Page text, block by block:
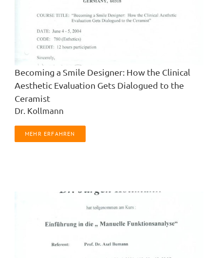
Becoming a Smile Designer: How the Clinical
Aesthetic Evaluation Gets Dialogued to the
Ceramist
Dr. Kollmann
MEHR ERFAHREN